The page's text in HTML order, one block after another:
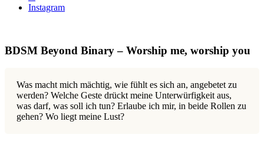
Instagram
BDSM Beyond Binary – Worship me, worship you
Was macht mich mächtig, wie fühlt es sich an, angebetet zu
werden? Welche Geste drückt meine Unterwürfigkeit aus,
was darf, was soll ich tun? Erlaube ich mir, in beide Rollen zu
gehen? Wo liegt meine Lust?